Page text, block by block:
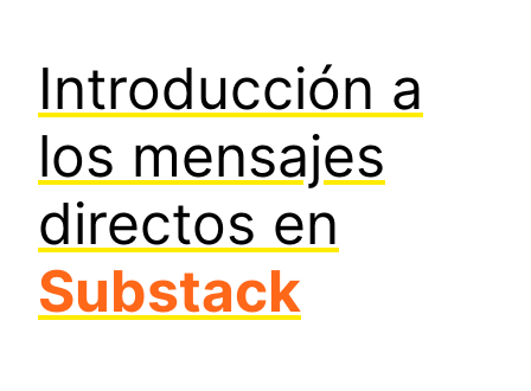
Introducción a
los mensajes
directos en
Substack